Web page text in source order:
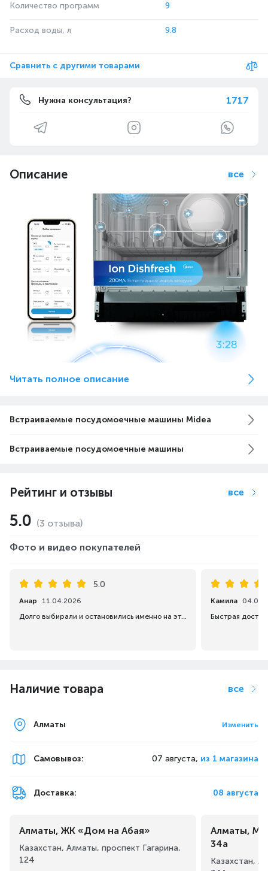
Количество программ 9
Расход воды, л 9.8
Сравнить с другими товарами
Нужна консультация? 1717
Описание все
Читать полное описание
Встраиваемые посудомоечные машины Midea
Встраиваемые посудомоечные машины
Рейтинг и отзывы все
5.0 (3 отзыва)
Фото и видео покупателей
5.0
Анар
11.04.2026
Долго выбирали и остановились именно на этом варианте. Качество и цена соответствует.
Камила
Быстрая
Наличие товара все
Алматы Изменить
Самовывоз: 07 августа, из 1 магазина
Доставка: 08 августа
Алматы, ЖК «Дом на Абая»
Казахстан, Алматы, проспект Гагарина,
124
Алматы,
34а
Казахстан,